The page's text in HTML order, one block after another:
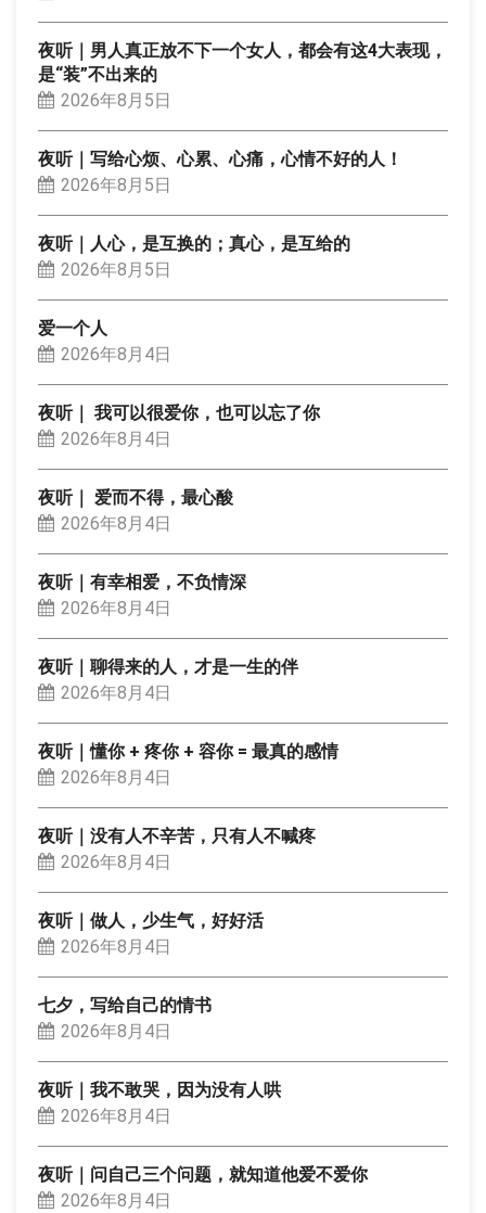
夜听｜男人真正放不下一个女人，都会有这4大表现，
是“装”不出来的
2026年8月5日
夜听｜写给心烦、心累、心痛，心情不好的人！
2026年8月5日
夜听｜人心，是互换的；真心，是互给的
2026年8月5日
爱一个人
2026年8月4日
夜听｜ 我可以很爱你，也可以忘了你
2026年8月4日
夜听｜ 爱而不得，最心酸
2026年8月4日
夜听｜有幸相爱，不负情深
2026年8月4日
夜听｜聊得来的人，才是一生的伴
2026年8月4日
夜听｜懂你 + 疼你 + 容你 = 最真的感情
2026年8月4日
夜听｜没有人不辛苦，只有人不喊疼
2026年8月4日
夜听｜做人，少生气，好好活
2026年8月4日
七夕，写给自己的情书
2026年8月4日
夜听｜我不敢哭，因为没有人哄
2026年8月4日
夜听｜问自己三个问题，就知道他爱不爱你
2026年8月4日